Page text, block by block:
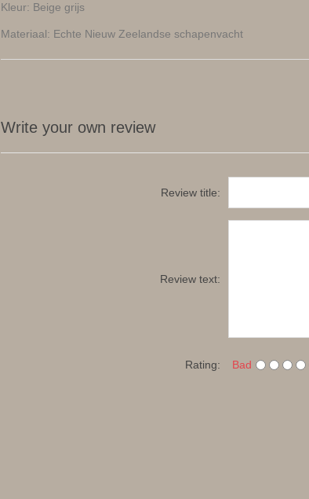
Kleur: Beige grijs
Materiaal: Echte Nieuw Zeelandse schapenvacht
Write your own review
Review title:
Review text:
Rating: Bad